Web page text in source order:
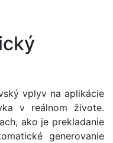
vplyv na aplikácie
v reálnom živote.
ako je prekladanie
generovanie